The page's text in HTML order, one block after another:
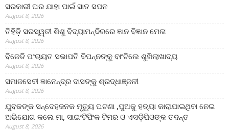
ସରକାରୀ ଘର ଯାହା ପାଇଁ ସାତ ସପନ
August 8, 2026
ତିହିଡି଼ ସରସ୍ୱତୀ ଶିଶୁ ବିଦ୍ୟାମନ୍ଦିରରେ ଜ୍ଞାନ ବିଜ୍ଞାନ ମେଳା
August 8, 2026
ବିଜେଡି ପଂଚାୟତ ସଭାପତି ବିପନ୍ନଙ୍କୁ ବାଂଟିଲେ ଶୁଖିଲାଖାଦ୍ୟ
August 8, 2026
ସମାଜସେବୀ ଜ୍ଞାନେନ୍ଦ୍ର ଦାସଙ୍କୁ ଶ୍ରଦ୍ଧାଞ୍ଜଳୀ
August 8, 2026
ଯୁବକଙ୍କ ସନ୍ଦେହଜନକ ମୃତ୍ୟୁ ଘଟଣା ,ପୁଅକୁ ହତ୍ୟା କାରାଯାଇଥିବା ନେଇ
ଅଭିଯୋଗ କଲେ ମା, ସାଇଂଟିଫିକ ଟିମର ଓ ଏସଡ଼ିପିଓଙ୍କ ତଦନ୍ତ
August 8, 2026